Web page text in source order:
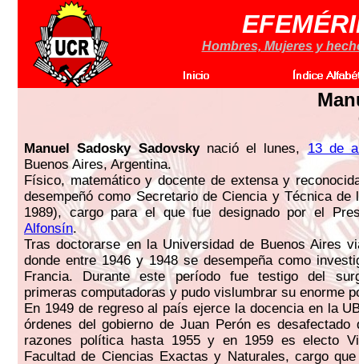
Hombres, Mujeres y
Manuel Sadosky Sadovskynació el lunes,13 de
Buenos Aires, Argentina.
Físico, matemático y docente de extensa y
desempeñó como Secretario de Ciencia y Técnica de
1989), cargo para el que fue designado por el
Alfonsín.
Tras doctorarse en la Universidad de Buenos Aires
donde entre 1946 y 1948 se desempeña como
Francia. Durante este período fue testigo del
primeras computadoras y pudo vislumbrar su enorme
En 1949 de regreso al país ejerce la docencia en la
órdenes del gobierno de Juan Perón es desafectado
razones política hasta 1955 y en 1959 es electo
Facultad de Ciencias Exactas y Naturales, cargo